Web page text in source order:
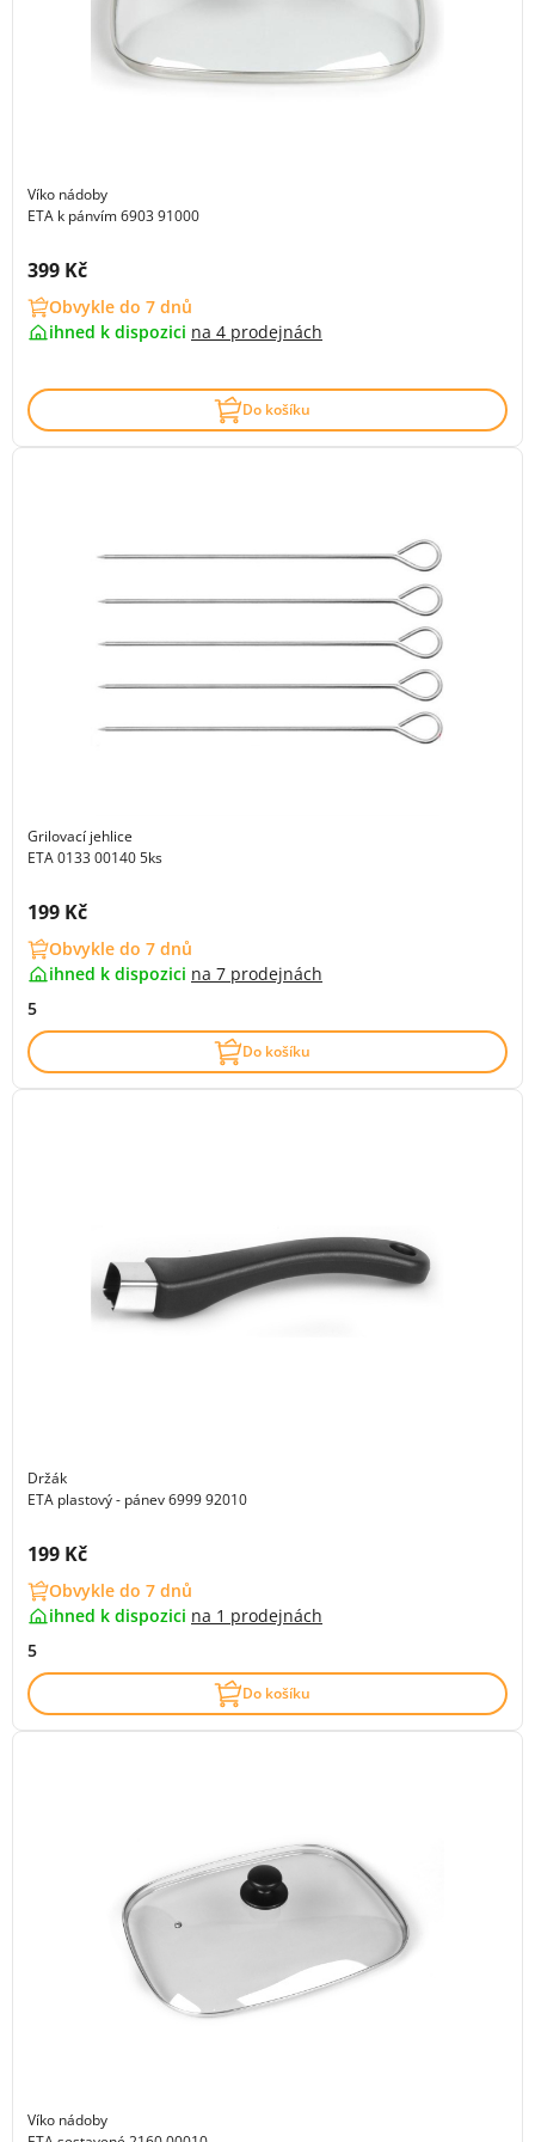
Víko nádoby
ETA k pánvím 6903 91000
Cena s DPH:
399 Kč
Obvykle do 7 dnů
ihned k dispozici na 4 prodejnách
Do košíku
Grilovací jehlice
ETA 0133 00140 5ks
Cena s DPH:
199 Kč
Obvykle do 7 dnů
ihned k dispozici na 7 prodejnách
5
Do košíku
Držák
ETA plastový - pánev 6999 92010
Cena s DPH:
199 Kč
Obvykle do 7 dnů
ihned k dispozici na 1 prodejnách
5
Do košíku
Víko nádoby